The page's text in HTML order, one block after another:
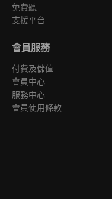
免費聽
支援平台
會員服務
付費及儲值
會員中心
服務中心
會員使用條款